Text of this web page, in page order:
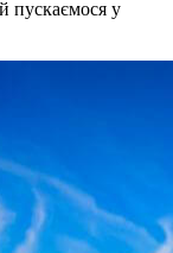
пускаємося у